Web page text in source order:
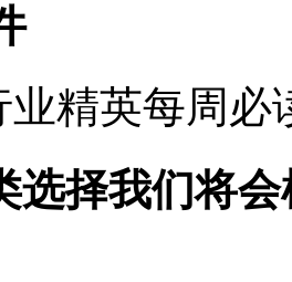
业精英每周
选择我们将